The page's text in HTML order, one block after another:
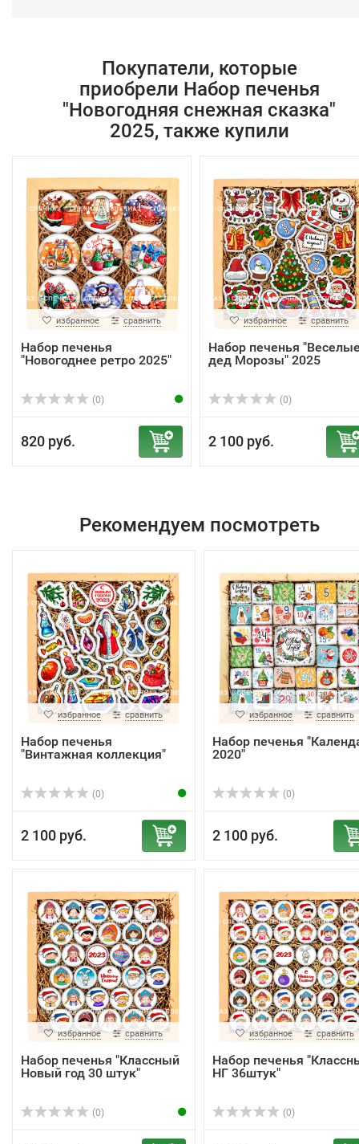
Покупатели, которые
приобрели Набор печенья
"Новогодняя снежная сказка"
2025, также купили
избранное сравнить
Набор печенья
"Новогоднее ретро 2025"
(0)
820 руб.
избранное сравнить
Набор печенья
дед Морозы" 2025
(0)
2 100 руб.
Рекомендуем посмотреть
избранное сравнить
Набор печенья
"Винтажная коллекция"
(0)
2 100 руб.
избранное сравнить
Набор печенья
2020"
(0)
2 100 руб.
избранное сравнить
Набор печенья "Классный
Новый год 30 штук"
(0)
избранное сравнить
Набор печенья
НГ 36штук"
(0)